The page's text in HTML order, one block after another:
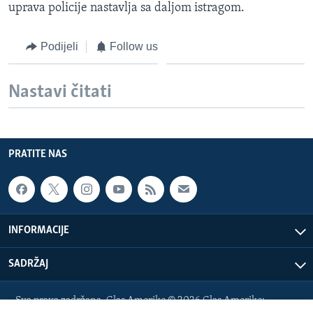
uprava policije nastavlja sa daljom istragom.
Podijeli Follow us
Nastavi čitati
PRATITE NAS
INFORMACIJE
SADRŽAJ
Sva prava zadržana. Glas Amerike © 2026 Glas Amerike: